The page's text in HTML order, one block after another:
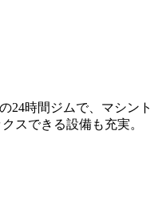
24時間ジムで、マシント
スできる設備も充実。